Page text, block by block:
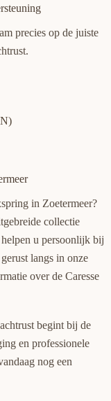
precies op de juiste
in Zoetermeer?
collectie
u persoonlijk bij
langs in onze
over de Caresse
begint bij de
en professionele
nog een